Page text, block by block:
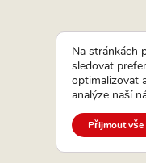
Na stránkách
sledovat
optimalizovat
analýze naší
Přijmout vše